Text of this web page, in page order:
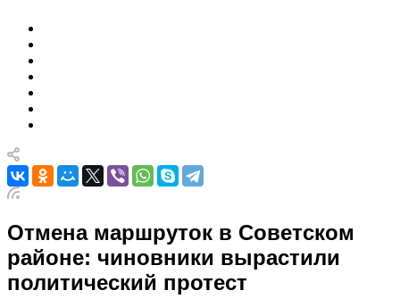
Отмена маршруток в Советском
районе: чиновники вырастили
политический протест